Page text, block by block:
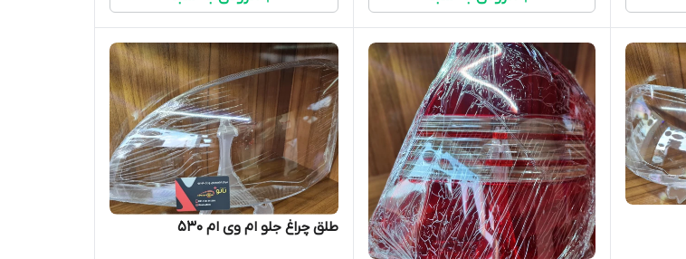
طلق چراغ جلو ام وی ام ۵۳۰